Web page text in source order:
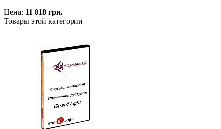
Цена: 11 818 грн.
Товары этой категории